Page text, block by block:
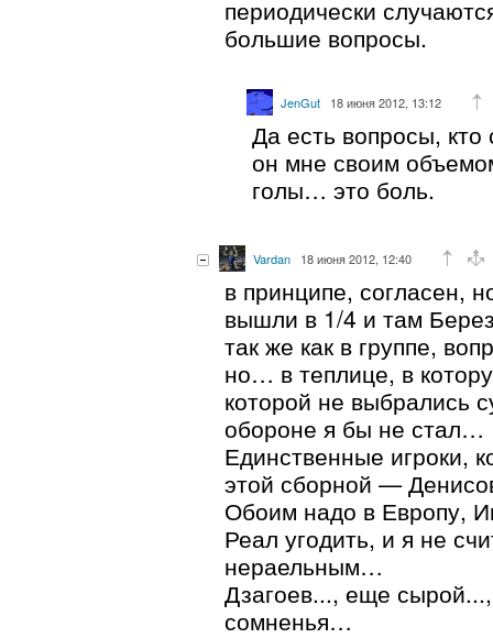
периодически
большие вопросы.
JenGut 18 июня 2012, 13:12
Да есть вопросы,
он мне своим
голы… это боль.
Vardan 18 июня 2012, 12:40
в принципе, согласен,
вышли в 1/4 и там
так же как в группе,
но… в теплице, в
которой не выбрались
обороне я бы не стал…
Единственные игроки,
этой сборной —
Обоим надо в Европу,
Реал угодить, и я не
нераельным…
Дзагоев..., еще
сомненья…